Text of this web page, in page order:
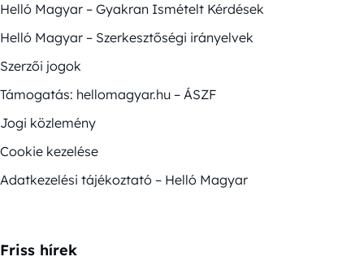
Helló Magyar – Gyakran Ismételt Kérdések
Helló Magyar – Szerkesztőségi irányelvek
Szerzői jogok
Támogatás: hellomagyar.hu – ÁSZF
Jogi közlemény
Cookie kezelése
Adatkezelési tájékoztató – Helló Magyar
Friss hírek